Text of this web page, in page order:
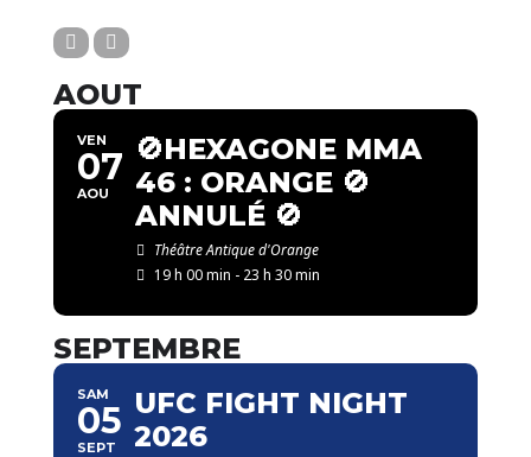
AOUT
VEN
07
AOU
🚫HEXAGONE MMA
46 : ORANGE 🚫
ANNULÉ 🚫
Théâtre Antique d'Orange
19 h 00 min - 23 h 30 min
SEPTEMBRE
SAM
05
SEPT
UFC FIGHT NIGHT
2026